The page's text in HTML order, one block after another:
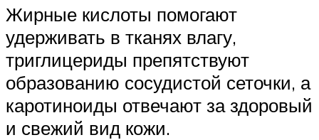
Жирные кислоты помогают
удерживать в тканях влагу,
триглицериды препятствуют
образованию сосудистой сеточки, а
каротиноиды отвечают за здоровый
и свежий вид кожи.